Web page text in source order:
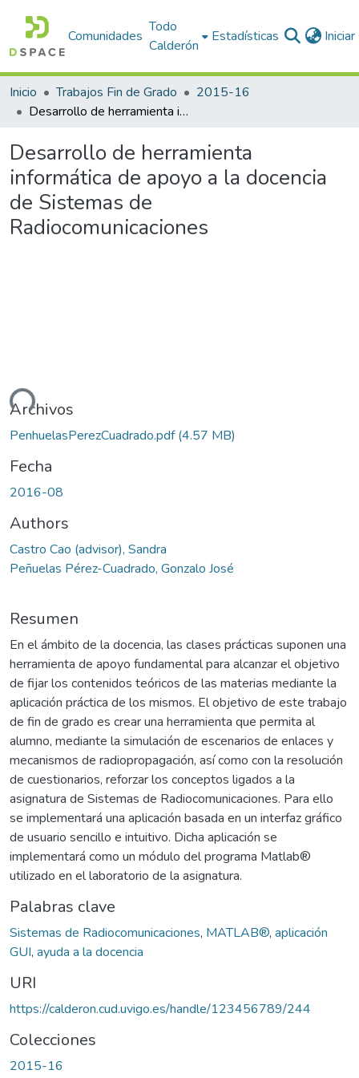
Comunidades
Todo
Calderón
Estadísticas
Inicio Trabajos Fin de Grado
2015-16
Desarrollo de herramienta informática de apoyo a la docencia de Sistemas de Radiocomunicaciones
Desarrollo de herramienta
informática de apoyo a la docencia
de Sistemas de
Radiocomunicaciones
Archivos
PenhuelasPerezCuadrado.pdf(4.57 MB)
Fecha
2016-08
Authors
Castro Cao (advisor), Sandra
Peñuelas Pérez-Cuadrado, Gonzalo José
Resumen
En el ámbito de la docencia, las clases prácticas suponen una
herramienta de apoyo fundamental para alcanzar el objetivo
de fijar los contenidos teóricos de las materias mediante la
aplicación práctica de los mismos. El objetivo de este trabajo
de fin de grado es crear una herramienta que permita al
alumno, mediante la simulación de escenarios de enlaces y
mecanismos de radiopropagación, así como con la resolución
de cuestionarios, reforzar los conceptos ligados a la
asignatura de Sistemas de Radiocomunicaciones. Para ello
se implementará una aplicación basada en un interfaz gráfico
de usuario sencillo e intuitivo. Dicha aplicación se
implementará como un módulo del programa Matlab®
utilizado en el laboratorio de la asignatura.
Palabras clave
Sistemas de Radiocomunicaciones, MATLAB®, aplicación
GUI, ayuda a la docencia
URI
https://calderon.cud.uvigo.es/handle/123456789/244
Colecciones
2015-16